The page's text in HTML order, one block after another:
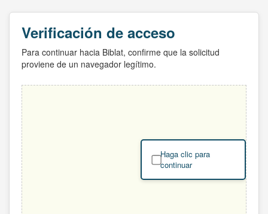
Verificación de acceso
Para continuar hacia Biblat, confirme que la solicitud
proviene de un navegador legítimo.
Haga clic para
continuar